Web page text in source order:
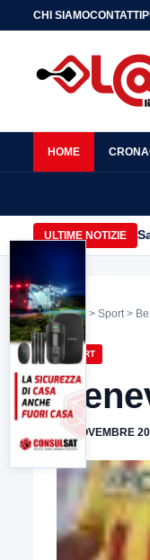
CHI SIAMOCONTATTI
HOME
ULTIME NOTIZIE
Home > Sport>
SPORT
27 NOVEMBRE